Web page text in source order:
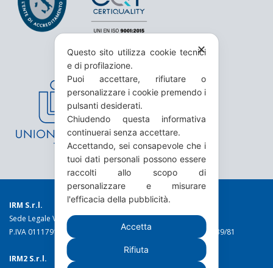
IRM S.r.l.
Sede Legale Via Torino 19 - 10044 Pianezza (TO)
P.IVA 01117910016 C.C.I.A.A. n. 49973 Reg. Trib. Torino n. 1639/81
IRM2 S.r.l.
✕
Questo sito utilizza cookie tecnici
e di profilazione.
Puoi accettare, rifiutare o
personalizzare i cookie premendo i
pulsanti desiderati.
Chiudendo questa informativa
continuerai senza accettare.
Accettando, sei consapevole che i
tuoi dati personali possono essere
raccolti allo scopo di
personalizzare e misurare
l'efficacia della pubblicità.
Accetta
Rifiuta